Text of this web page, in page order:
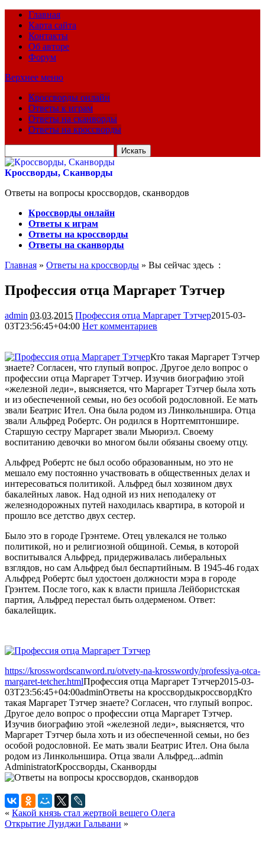
Главная
Карта сайта
Контакты
Об авторе
Форум
Верхнее меню
Кроссворды онлайн
Ответы к играм
Ответы на сканворды
Ответы на кроссворды
для:
Кроссворды, Сканворды
Ответы на вопросы кроссвордов, сканвордов
Кроссворды онлайн
Ответы к играм
Ответы на кроссворды
Ответы на сканворды
Главная » Ответы на кроссворды » Вы сейчас здесь :
Профессия отца Маргарет Тэтчер
admin 03.03.2015 Профессия отца Маргарет Тэтчер2015-03-
03T23:56:45+04:00 Нет комментариев
Кто такая Маргарет Тэтчер
знаете? Согласен, что глупый вопрос. Другое дело вопрос о
профессии отца Маргарет Тэтчер. Изучив биографию этой
«железной леди», выясняется, что Маргарет Тэтчер была хоть
и из обеспеченной семьи, но без особой родословной. Ее мать
звали Беатрис Ител. Она была родом из Линкольншира. Отца
звали Альфред Робертс. Он родился в Нортгемптоншире.
Старшую сестру Маргарет звали Мьюриэл. Своему
воспитанию девочки во многом были обязаны своему отцу.
Альфред Робертс не был особо образованным, но это не
мешало ему постоянно участвовать в общественных делах и
интересоваться политикой. Альфред был хозяином двух
бакалейных лавок. Над одной из них неподалеку от
железнодорожных путей находилась квартира, в которой и
прошло все детство двух сестер.
Было это в городе Грэнтеме. Отец увлекался не только
политикой, но и религиозной общиной. Семья, в которой
воспитывался Альфред, придерживалась либеральных
взглядов, но сам Альфред был беспартийным. В 1945-46 годах
Альфред Робертс был удостоен должности мэра в городе
Грэнтем. После того, как к власти пришла Лейбористская
партия, Альфред перестал быть олдерменом. Ответ:
бакалейщик.
https://krosswordscanword.ru/otvety-na-krosswordy/professiya-otca-
margaret-tetcher.htmlПрофессия отца Маргарет Тэтчер2015-03-
03T23:56:45+04:00adminОтветы на кроссвордыкроссвордКто
такая Маргарет Тэтчер знаете? Согласен, что глупый вопрос.
Другое дело вопрос о профессии отца Маргарет Тэтчер.
Изучив биографию этой «железной леди», выясняется, что
Маргарет Тэтчер была хоть и из обеспеченной семьи, но без
особой родословной. Ее мать звали Беатрис Ител. Она была
родом из Линкольншира. Отца звали Альфред...admin
AdministratorКроссворды, Сканворды
« Какой князь стал жертвой вещего Олега
Открытие Луиджи Гальвани »